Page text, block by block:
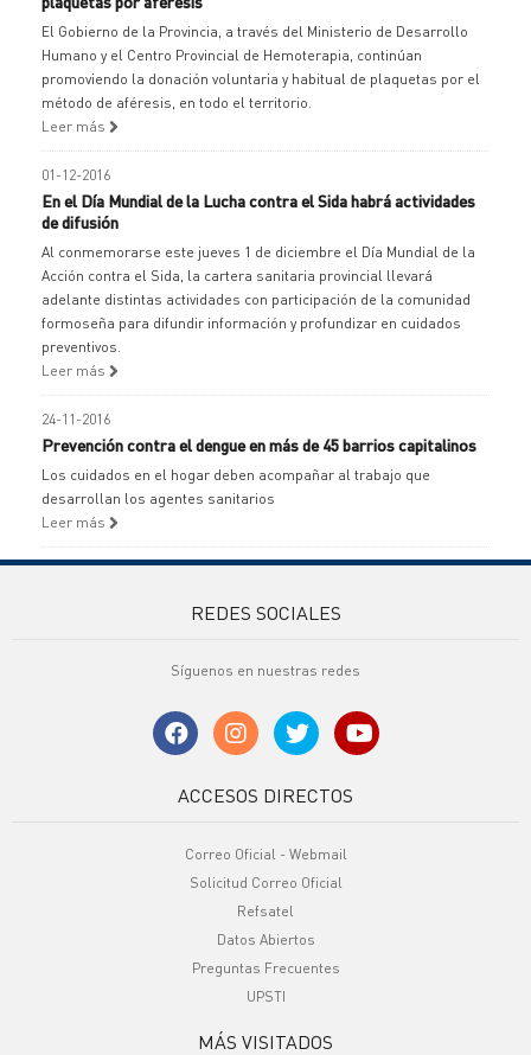
El Gobierno de la Provincia, a través del Ministerio de Desarrollo
Humano y el Centro Provincial de Hemoterapia, continúan
promoviendo la donación voluntaria y habitual de plaquetas por el
método de aféresis, en todo el territorio.
Leer más
01-12-2016
En el Día Mundial de la Lucha contra el Sida habrá actividades
de difusión
Al conmemorarse este jueves 1 de diciembre el Día Mundial de la
Acción contra el Sida, la cartera sanitaria provincial llevará
adelante distintas actividades con participación de la comunidad
formoseña para difundir información y profundizar en cuidados
preventivos.
Leer más
24-11-2016
Prevención contra el dengue en más de 45 barrios capitalinos
Los cuidados en el hogar deben acompañar al trabajo que
desarrollan los agentes sanitarios
Leer más
REDES SOCIALES
Síguenos en nuestras redes
ACCESOS DIRECTOS
Correo Oficial - Webmail
Solicitud Correo Oficial
Refsatel
Datos Abiertos
Preguntas Frecuentes
UPSTI
MÁS VISITADOS